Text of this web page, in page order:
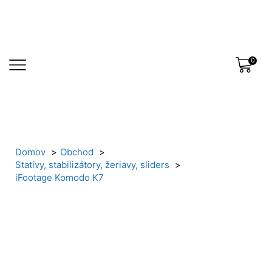
0
Domov
Obchod
Statívy, stabilizátory, žeriavy, sliders
iFootage Komodo K7